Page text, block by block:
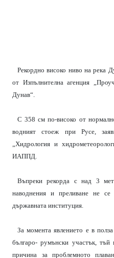
Рекордно високо ниво на река
от Изпълнителна агенция
Дунав“.
С 358 см по-високо от
водният стоеж при Русе,
„Хидрология и
ИАППД.
Въпреки рекорда с над 3
наводнения и преливане не се
държавната институция.
За момента явлението е в
българо- румънски участък, тъй
причина за проблемното